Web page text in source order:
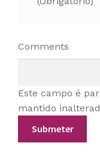
Comments
Este campo é
mantido